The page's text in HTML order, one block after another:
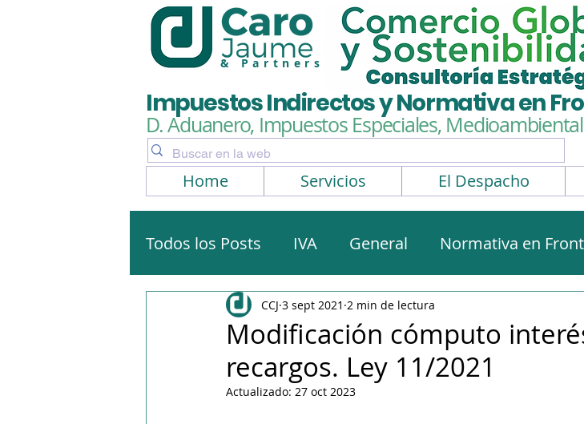
Impuestos Indirectos y Normativa en
D. Aduanero, Impuestos Especiales,
& Partners
Home Servicios El Despacho
Todos los Posts IVA General Normativa en
Artículos, noticias Normativa aduanera
Modificación cómputo
recargos. Ley 11/2021
CCJ 3 sept 2021 2 min de lectura
Actualizado: 27 oct 2023